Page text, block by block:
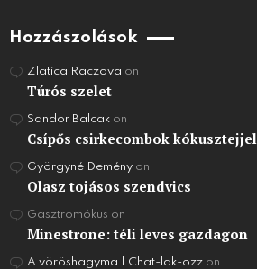
Hozzászolások
Zlatica Raczova on
Túrós szelet
Sandor Balcak on
Csípős csirkecombok kókusztejjel
Györgyné Demény on
Olasz tojásos szendvics
Gasztromókus on
Minestrone: téli leves gazdagon
A vöröshagyma | Chat-lak-ozz on